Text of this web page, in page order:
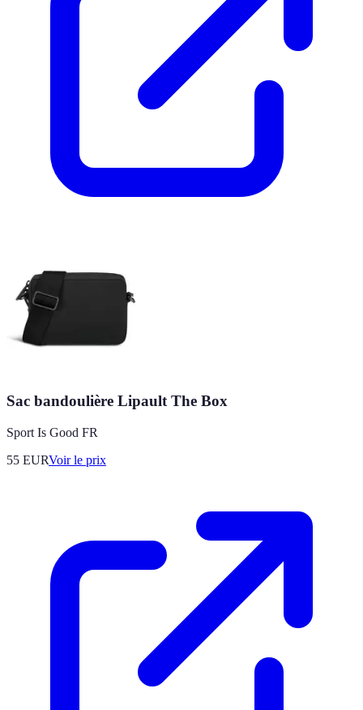
Sac bandoulière Lipault The Box
Sport Is Good FR
55 EURVoir le prix